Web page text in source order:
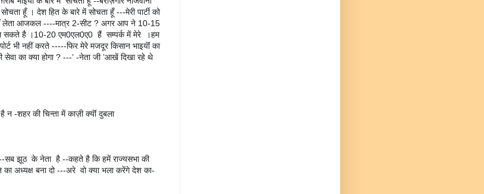
हूँ । देश हित के बारे में सोचता हूँ ---मेरी पार्टी को
लेता आजकल ----मात्र 2-सीट ? अगर आप ने 10-15
सकते है ।10-20 एम0एल0ए0  हैं  सम्पर्क में मेरे  ।हम
भी नहीं करते -----फिर मेरे मजदूर किसान भाइयॊं का
सेवा का क्या होगा ? ---’ -नेता जी ’आखें दिखा रहे थे
-शहर की चिन्ता में काज़ी क्यॊं दुबला
सब झूठ  के नेता  है --कहते है कि हमें राज्यसभा की
का अध्यक्ष बना दो ---अरे  वो क्या भला करेंगे देश का-